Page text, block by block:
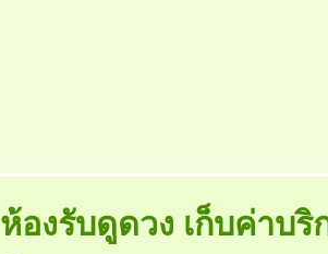
ห้องรับดูดวง เก็บค่าบริ